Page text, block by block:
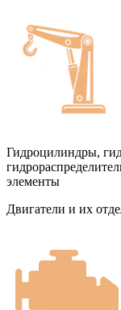
Гидроцилиндры,
элементы
Двигатели и их